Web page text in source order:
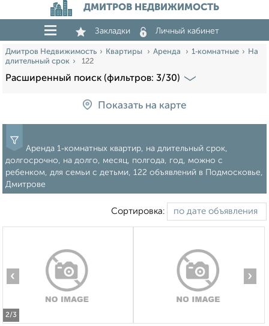
ДМИТРОВ НЕДВИЖИМОСТЬ
Закладки Личный кабинет
Дмитров Недвижимость Квартиры Аренда 1‑комнатные
На
длительный срок
122
Расширенный поиск (фильтров: 3/30)
Показать на карте
Аренда 1‑комнатных квартир, на длительный срок,
долгосрочно, на долго, месяц, полгода, год, можно с
ребенком, для семьи с детьми, 122 объявлений в Подмосковье,
Дмитрове
Сортировка:
2/3
‹ ›